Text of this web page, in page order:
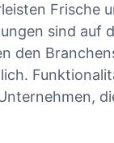
Frische
sind auf
den